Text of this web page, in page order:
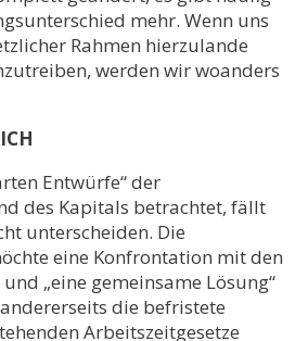
mehr. Wenn uns
Rahmen hierzulande
werden wir woanders
Entwürfe“ der
des Kapitals betrachtet, fällt
unterscheiden. Die
eine Konfrontation mit den
„eine gemeinsame Lösung“
die befristete
Arbeitszeitgesetze